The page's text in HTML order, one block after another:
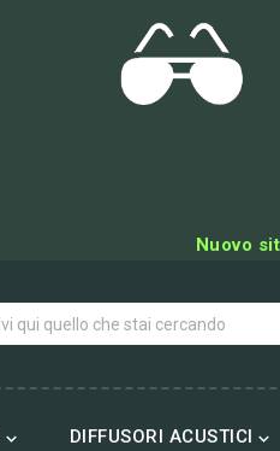
Nuovo
 DIFFUSORI ACUSTICI 